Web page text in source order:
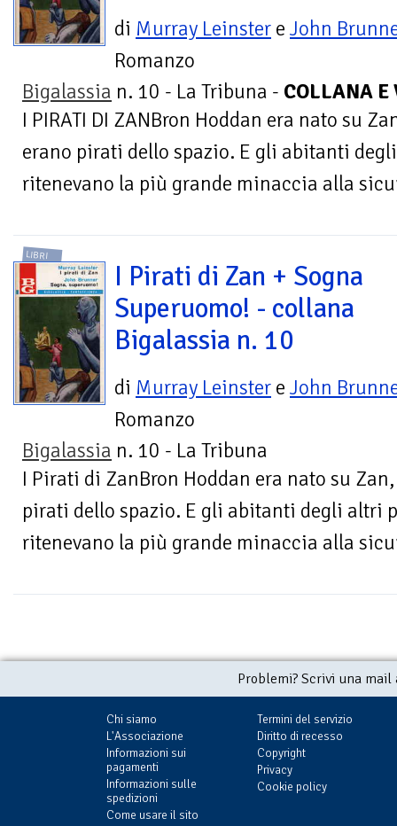
di Murray Leinster e John
Romanzo
Bigalassia n. 10 - La Tribuna - COLLANA E
I PIRATI DI ZANBron Hoddan era nato su
erano pirati dello spazio. E gli abitanti
ritenevano la più grande minaccia alla
LIBRI
I Pirati di Zan + Sogna
Superuomo! - collana
Bigalassia n. 10
di Murray Leinster e John
Romanzo
Bigalassia n. 10 - La Tribuna
I Pirati di ZanBron Hoddan era nato su
pirati dello spazio. E gli abitanti degli altri
ritenevano la più grande minaccia alla
Problemi? Scrivi una
Chi siamo
L'Associazione
Informazioni sui
pagamenti
Informazioni sulle
spedizioni
Come usare il sito
Termini del servizio
Diritto di recesso
Copyright
Privacy
Cookie policy